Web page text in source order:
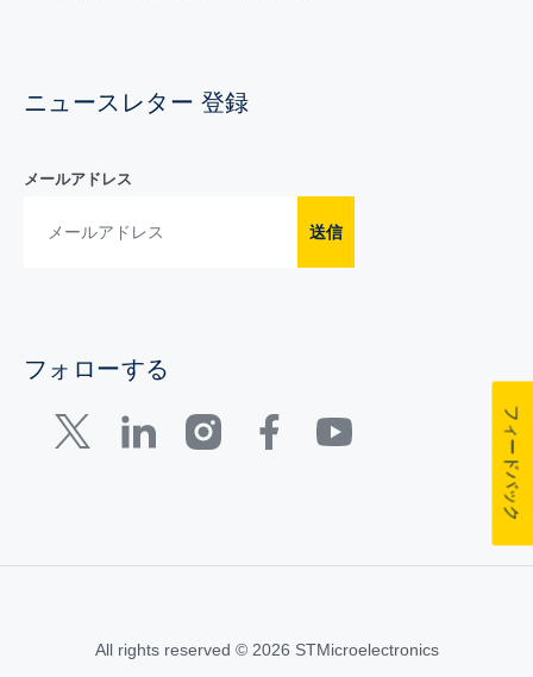
ニュースレター 登録
メールアドレス
送信
フォローする
All rights reserved © 2026 STMicroelectronics
フィードバック